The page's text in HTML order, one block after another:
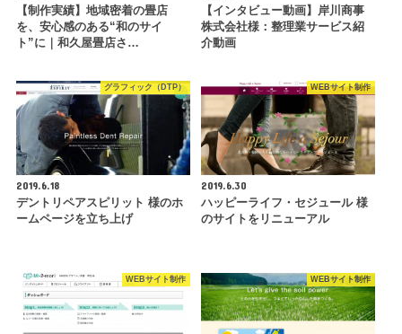
【制作実績】地域密着の畳店
を、安心感のある“和のサイ
ト”に｜和久屋畳店さ…
【インタビュー動画】岸川商事
株式会社様：整理業サービス紹
介動画
グラフィック（DTP）
2019.6.18
デントリペアスピリット 様のホ
ームページを立ち上げ
WEBサイト制作
2019.6.30
ハッピーライフ・セジュール 様
のサイトをリニューアル
WEBサイト制作 WEBサイト制作